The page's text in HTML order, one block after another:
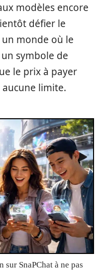
modèles encore
défier le
un monde où le
symbole de
le prix à payer
aucune limite.
SnaPChat à ne pas